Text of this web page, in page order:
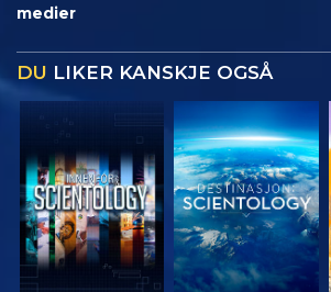
medier
DU LIKER KANSKJE OGSÅ